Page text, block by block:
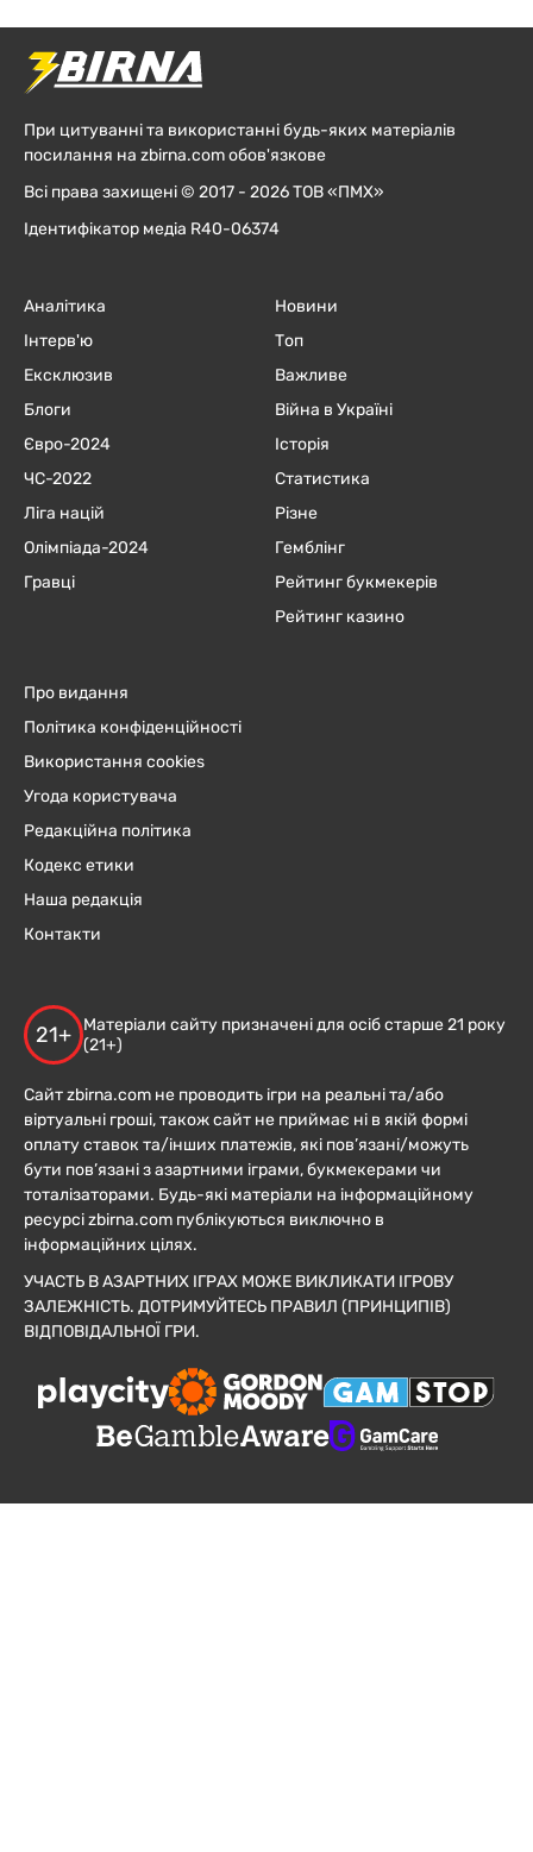
При цитуванні та використанні будь-яких матеріалів
посилання на zbirna.com обов'язкове
Всі права захищені © 2017 - 2026 ТОВ «ПМХ»
Ідентифікатор медіа R40-06374
Аналітика
Інтерв'ю
Ексклюзив
Блоги
Євро-2024
ЧC-2022
Ліга націй
Олімпіада-2024
Гравці
Новини
Топ
Важливе
Війна в Україні
Історія
Статистика
Різне
Гемблінг
Рейтинг букмекерів
Рейтинг казино
Про видання
Політика конфіденційності
Використання cookies
Угода користувача
Редакційна політика
Кодекс етики
Наша редакція
Контакти
21+
Матеріали сайту призначені для осіб старше 21 року
(21+)
Сайт zbirna.com не проводить ігри на реальні та/або
віртуальні гроші, також сайт не приймає ні в якій формі
оплату ставок та/інших платежів, які пов’язані/можуть
бути пов’язані з азартними іграми, букмекерами чи
тоталізаторами. Будь-які матеріали на інформаційному
ресурсі zbirna.com публікуються виключно в
інформаційних цілях.
УЧАСТЬ В АЗАРТНИХ ІГРАХ МОЖЕ ВИКЛИКАТИ ІГРОВУ
ЗАЛЕЖНІСТЬ. ДОТРИМУЙТЕСЬ ПРАВИЛ (ПРИНЦИПІВ)
ВІДПОВІДАЛЬНОЇ ГРИ.